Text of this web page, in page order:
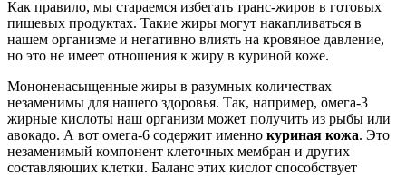
Как правило, мы стараемся избегать транс-жиров в готовых
пищевых продуктах. Такие жиры могут накапливаться в
нашем организме и негативно влиять на кровяное давление,
но это не имеет отношения к жиру в куриной коже.
Мононенасыщенные жиры в разумных количествах
незаменимы для нашего здоровья. Так, например, омега-3
жирные кислоты наш организм может получить из рыбы или
авокадо. А вот омега-6 содержит именно куриная кожа. Это
незаменимый компонент клеточных мембран и других
составляющих клетки. Баланс этих кислот способствует